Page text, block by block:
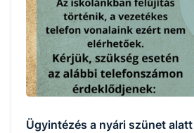
Ügyintézés a nyári szünet alatt